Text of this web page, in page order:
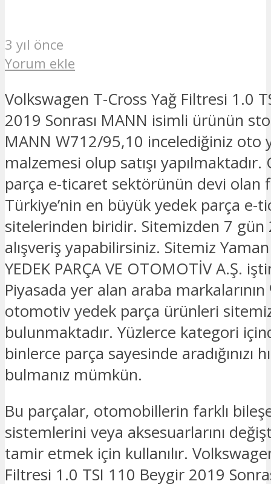
3 yıl önce
Yorum ekle
Volkswagen T-Cross Yağ Filtresi 1.0
2019 Sonrası MANN isimli ürünün
MANN W712/95,10 incelediğiniz oto
malzemesi olup satışı
parça e-ticaret sektörünün devi olan
Türkiye’nin en büyük yedek parça e-
sitelerinden biridir. Sitemizden 7 gün
alışveriş yapabilirsiniz. Sitemiz
YEDEK PARÇA VE OTOMOTİV A.Ş.
Piyasada yer alan araba markalarının
otomotiv yedek parça ürünleri
bulunmaktadır. Yüzlerce kategori
binlerce parça sayesinde aradığınızı
bulmanız mümkün.
Bu parçalar, otomobillerin farklı
sistemlerini veya aksesuarlarını
tamir etmek için kullanılır.
Filtresi 1.0 TSI 110 Beygir 2019